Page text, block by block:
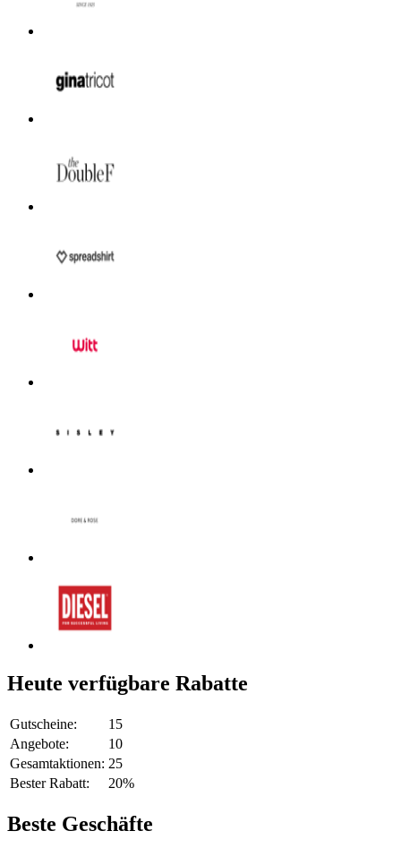
Heute verfügbare Rabatte
Gutscheine:
15
Angebote:
10
Gesamtaktionen: 25
Bester Rabatt:
20%
Beste Geschäfte